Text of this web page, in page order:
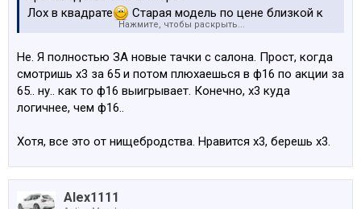
Лох в квадрате
Старая модель по цене близкой к
время взял е71 с большооой скидкой за 62евро в бм
А через месяц там уже продовали ф16 за 71евро
Нажмите, чтобы раскрыть...
Не. Я полностью ЗА новые тачки с салона. Прост, когда
смотришь х3 за 65 и потом плюхаешься в ф16 по акции за
65.. ну.. как то ф16 выигрывает. Конечно, х3 куда
логичнее, чем ф16..
Хотя, все это от нищебродства. Нравится х3, берешь х3.
Alex1111